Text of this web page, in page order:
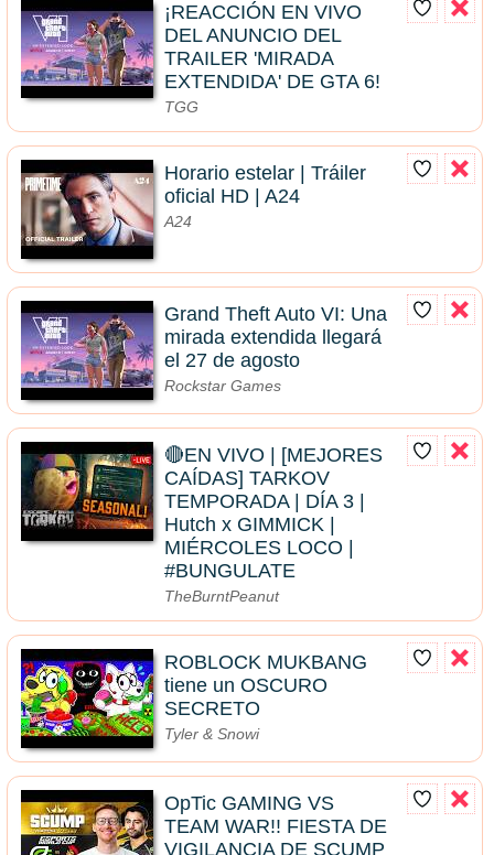
¡REACCIÓN EN VIVO
DEL ANUNCIO DEL
TRAILER 'MIRADA
EXTENDIDA' DE GTA 6!
TGG
Horario estelar | Tráiler
oficial HD | A24
A24
Grand Theft Auto VI: Una
mirada extendida llegará
el 27 de agosto
Rockstar Games
🔴EN VIVO | [MEJORES
CAÍDAS] TARKOV
TEMPORADA | DÍA 3 |
Hutch x GIMMICK |
MIÉRCOLES LOCO |
#BUNGULATE
TheBurntPeanut
ROBLOCK MUKBANG
tiene un OSCURO
SECRETO
Tyler & Snowi
OpTic GAMING VS
TEAM WAR!! FIESTA DE
VIGILANCIA DE SCUMP